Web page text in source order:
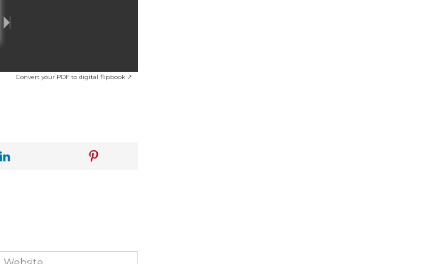
Convert your PDF to digital flipbook ↗
Website